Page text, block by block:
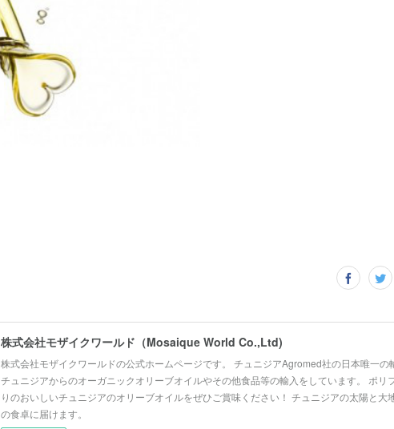
株式会社モザイクワールド（Mosaique World Co.,Ltd)
株式会社モザイクワールドの公式ホームページです。 チュニジアAgromed社の日本唯一の
チュニジアからのオーガニックオリーブオイルやその他食品等の輸入をしています。 ポリ
りのおいしいチュニジアのオリーブオイルをぜひご賞味ください！ チュニジアの太陽と大
の食卓に届けます。